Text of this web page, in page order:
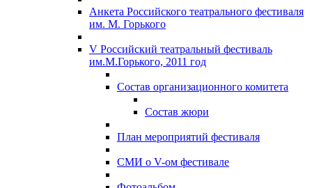
Анкета Российского театрального фестиваля
им. М. Горького
V Российский театральный фестиваль
им.М.Горького, 2011 год
Состав организационного комитета
Состав жюри
План мероприятий фестиваля
СМИ о V-ом фестивале